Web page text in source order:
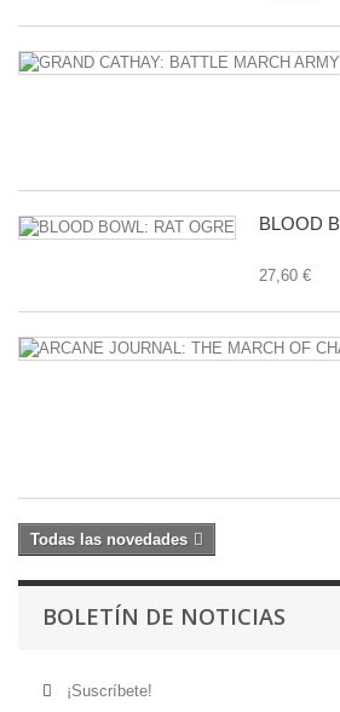
BLOOD
27,60 €
Todas las novedades
BOLETÍN DE NOTICIAS
¡Suscríbete!